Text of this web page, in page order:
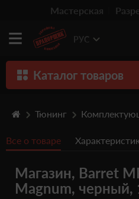
Мастерская
РУС
Каталог товаров
Травматическое оружие
Пистолеты
Оптика
Тюнинг
Все о товаре
Магазин, Barret
Magnum, черный,